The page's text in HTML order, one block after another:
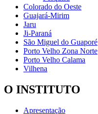
Colorado do Oeste
Guajará-Mirim
Jaru
Ji-Paraná
São Miguel do Guaporé
Porto Velho Zona Norte
Porto Velho Calama
Vilhena
O INSTITUTO
Apresentação